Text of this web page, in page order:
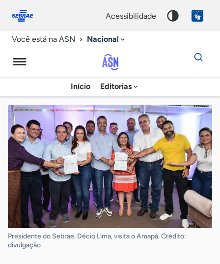
conosco
acessibilidade
Você está na ASN Nacional
Agência
Sebrae
de
Notícias
Início Editorias
Dados
para
chave
Presidente do Sebrae, Décio Lima, visita o Amapá. Crédito:
divulgação